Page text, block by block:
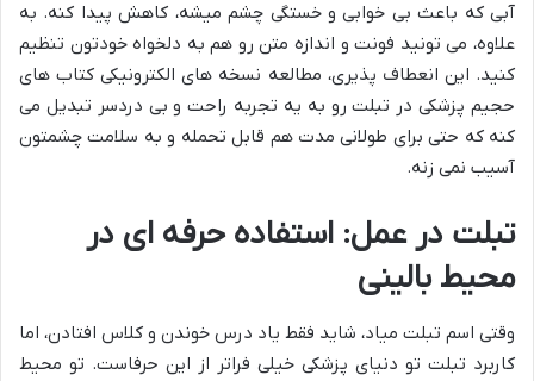
آبی که باعث بی خوابی و خستگی چشم میشه، کاهش پیدا کنه. به
علاوه، می تونید فونت و اندازه متن رو هم به دلخواه خودتون تنظیم
کنید. این انعطاف پذیری، مطالعه نسخه های الکترونیکی کتاب های
حجیم پزشکی در تبلت رو به یه تجربه راحت و بی دردسر تبدیل می
کنه که حتی برای طولانی مدت هم قابل تحمله و به سلامت چشمتون
آسیب نمی زنه.
تبلت در عمل: استفاده حرفه ای در
محیط بالینی
وقتی اسم تبلت میاد، شاید فقط یاد درس خوندن و کلاس افتادن، اما
کاربرد تبلت تو دنیای پزشکی خیلی فراتر از این حرفاست. تو محیط